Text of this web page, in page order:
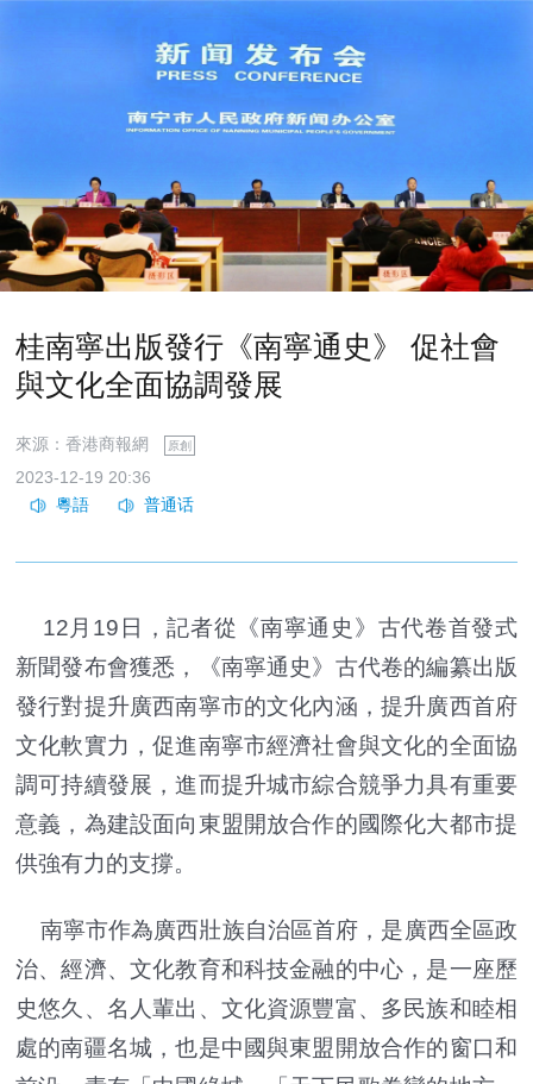
桂南寧出版發行《南寧通史》 促社會
與文化全面協調發展
來源：香港商報網 原創
2023-12-19 20:36
12月19日，記者從《南寧通史》古代卷首發式
新聞發布會獲悉，《南寧通史》古代卷的編纂出版
發行對提升廣西南寧市的文化內涵，提升廣西首府
文化軟實力，促進南寧市經濟社會與文化的全面協
調可持續發展，進而提升城市綜合競爭力具有重要
意義，為建設面向東盟開放合作的國際化大都市提
供強有力的支撐。
南寧市作為廣西壯族自治區首府，是廣西全區政
治、經濟、文化教育和科技金融的中心，是一座歷
史悠久、名人輩出、文化資源豐富、多民族和睦相
處的南疆名城，也是中國與東盟開放合作的窗口和